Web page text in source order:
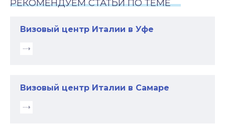
РЕКОМЕНДУЕМ СТАТЬИ ПО ТЕМЕ
Визовый центр Италии в Уфе
Визовый центр Италии в Самаре